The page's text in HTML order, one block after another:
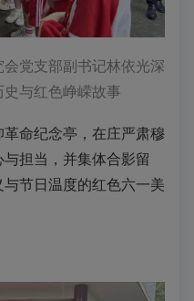
党支部副书记林依光深
与红色峥嵘故事
命纪念亭，在庄严肃穆
担当，并集体合影留
节日温度的红色六一美